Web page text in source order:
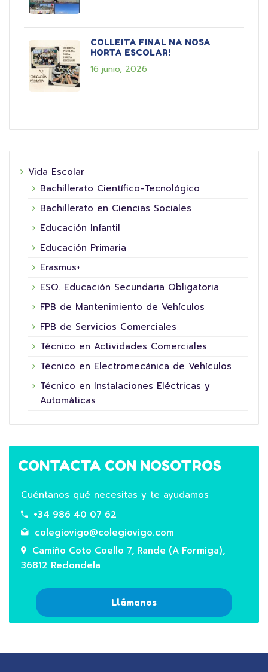
COLLEITA FINAL NA NOSA
HORTA ESCOLAR!
16 junio, 2026
Vida Escolar
Bachillerato Científico-Tecnológico
Bachillerato en Ciencias Sociales
Educación Infantil
Educación Primaria
Erasmus+
ESO. Educación Secundaria Obligatoria
FPB de Mantenimiento de Vehículos
FPB de Servicios Comerciales
Técnico en Actividades Comerciales
Técnico en Electromecánica de Vehículos
Técnico en Instalaciones Eléctricas y
Automáticas
CONTACTA CON NOSOTROS
Cuéntanos qué necesitas y te ayudamos
+34 986 40 07 62
colegiovigo@colegiovigo.com
Camiño Coto Coello 7, Rande (A Formiga),
36812 Redondela
Llámanos